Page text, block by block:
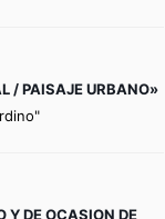
/ PAISAJE URBANO»
Y DE OCASION DE